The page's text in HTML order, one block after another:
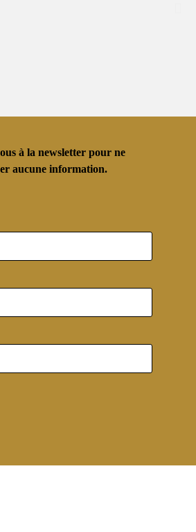
à la newsletter pour ne
aucune information.